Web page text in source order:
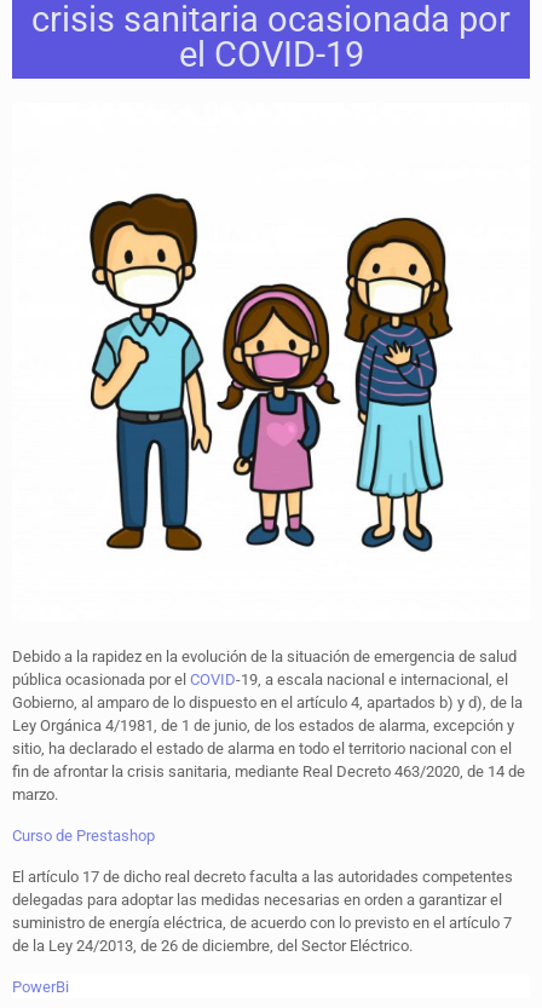
crisis sanitaria ocasionada por
el COVID-19
Debido a la rapidez en la evolución de la situación de emergencia de salud
pública ocasionada por el COVID-19, a escala nacional e internacional, el
Gobierno, al amparo de lo dispuesto en el artículo 4, apartados b) y d), de la
Ley Orgánica 4/1981, de 1 de junio, de los estados de alarma, excepción y
sitio, ha declarado el estado de alarma en todo el territorio nacional con el
fin de afrontar la crisis sanitaria, mediante Real Decreto 463/2020, de 14 de
marzo.
Curso de Prestashop
El artículo 17 de dicho real decreto faculta a las autoridades competentes
delegadas para adoptar las medidas necesarias en orden a garantizar el
suministro de energía eléctrica, de acuerdo con lo previsto en el artículo 7
de la Ley 24/2013, de 26 de diciembre, del Sector Eléctrico.
PowerBi